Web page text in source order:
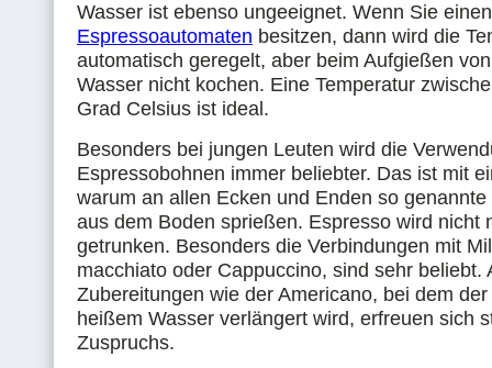
Wasser ist ebenso ungeeignet. Wenn Sie einen
Espressoautomaten besitzen, dann wird die
automatisch geregelt, aber beim Aufgießen
Wasser nicht kochen. Eine Temperatur
Grad Celsius ist ideal.
Besonders bei jungen Leuten wird die
Espressobohnen immer beliebter. Das ist mit
warum an allen Ecken und Enden so
aus dem Boden sprießen. Espresso wird nicht
getrunken. Besonders die Verbindungen mit
macchiato oder Cappuccino, sind sehr beliebt.
Zubereitungen wie der Americano, bei dem
heißem Wasser verlängert wird, erfreuen sich
Zuspruchs.